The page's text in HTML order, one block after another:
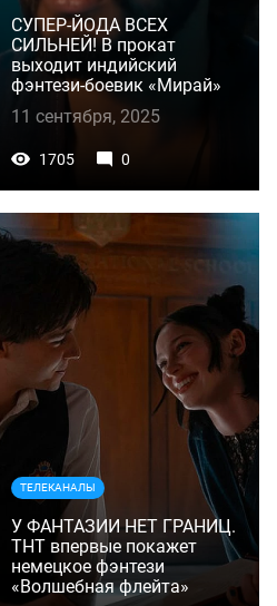
СУПЕР-ЙОДА ВСЕХ
СИЛЬНЕЙ! В прокат
выходит индийский
фэнтези-боевик «Мирай»
11 сентября, 2025
1705 0
ТЕЛЕКАНАЛЫ
У ФАНТАЗИИ НЕТ ГРАНИЦ.
ТНТ впервые покажет
немецкое фэнтези
«Волшебная флейта»